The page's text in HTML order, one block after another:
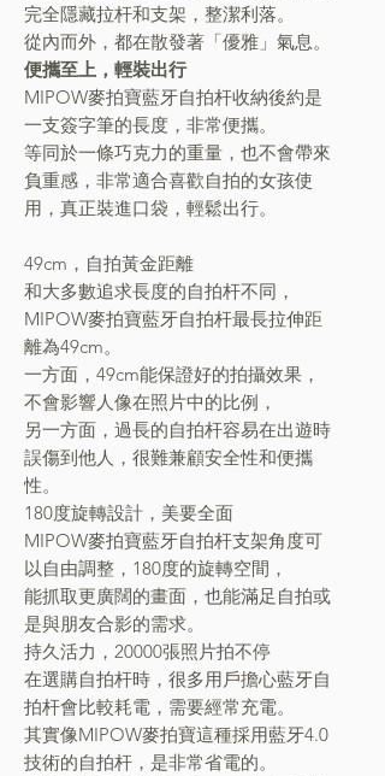
完全隱藏拉杆和支架，整潔利落。
從內而外，都在散發著「優雅」氣息。
便攜至上，輕裝出行
MIPOW麥拍寶藍牙自拍杆收納後約是
一支簽字筆的長度，非常便攜。
等同於一條巧克力的重量，也不會帶來
負重感，非常適合喜歡自拍的女孩使
用，真正裝進口袋，輕鬆出行。
49cm，自拍黃金距離
和大多數追求長度的自拍杆不同，
MIPOW麥拍寶藍牙自拍杆最長拉伸距
離為49cm。
一方面，49cm能保證好的拍攝效果，
不會影響人像在照片中的比例，
另一方面，過長的自拍杆容易在出遊時
誤傷到他人，很難兼顧安全性和便攜
性。
180度旋轉設計，美要全面
MIPOW麥拍寶藍牙自拍杆支架角度可
以自由調整，180度的旋轉空間，
能抓取更廣闊的畫面，也能滿足自拍或
是與朋友合影的需求。
持久活力，20000張照片拍不停
在選購自拍杆時，很多用戶擔心藍牙自
拍杆會比較耗電，需要經常充電。
其實像MIPOW麥拍寶這種採用藍牙4.0
技術的自拍杆，是非常省電的。